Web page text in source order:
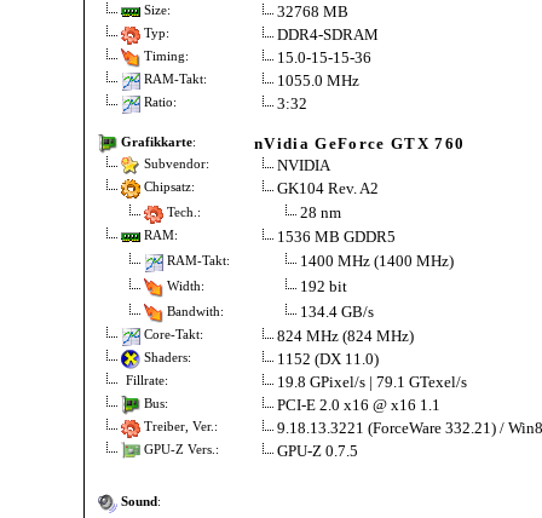
Size: 32768 MB
Typ: DDR4-SDRAM
Timing: 15.0-15-15-36
RAM-Takt: 1055.0 MHz
Ratio: 3:32
Grafikkarte: nVidia GeForce GTX 760
Subvendor: NVIDIA
Chipsatz: GK104 Rev. A2
Tech.: 28 nm
RAM: 1536 MB GDDR5
RAM-Takt: 1400 MHz (1400 MHz)
Width: 192 bit
Bandwith: 134.4 GB/s
Core-Takt: 824 MHz (824 MHz)
Shaders: 1152 (DX 11.0)
Fillrate: 19.8 GPixel/s | 79.1 GTexel/s
Bus: PCI-E 2.0 x16 @ x16 1.1
Treiber, Ver.: 9.18.13.3221 (ForceWare 332.21) /
GPU-Z Vers.: GPU-Z 0.7.5
Sound: